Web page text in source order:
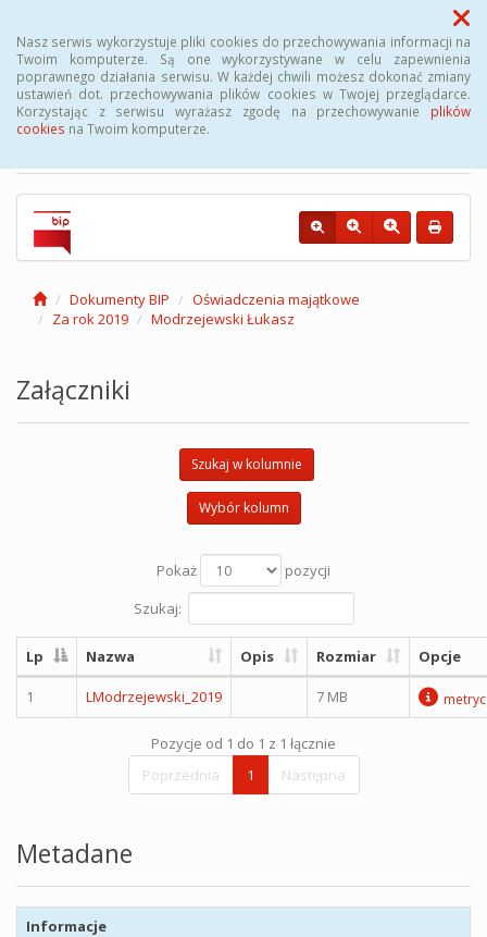
Nasz serwis wykorzystuje pliki cookies do przechowywania informacji na
Twoim komputerze. Są one wykorzystywane w celu zapewnienia
poprawnego działania serwisu. W każdej chwili możesz dokonać zmiany
ustawień dot. przechowywania plików cookies w Twojej przeglądarce.
Korzystając z serwisu wyrażasz zgodę na przechowywanie plików
cookies na Twoim komputerze.
Menu
Biuletyn Informacji
Publicznej Gminy Kęsowo
Dokumenty BIP
Oświadczenia majątkowe
Za rok 2019
Modrzejewski Łukasz
Załączniki
Szukaj w kolumnie
Wybór kolumn
Pokaż
pozycji
Szukaj:
Lp Nazwa Opis Rozmiar Opcje
1 LModrzejewski_2019 7 MB
Pozycje od 1 do 1 z 1 łącznie
Poprzednia
1 Następna
Metadane
Informacje